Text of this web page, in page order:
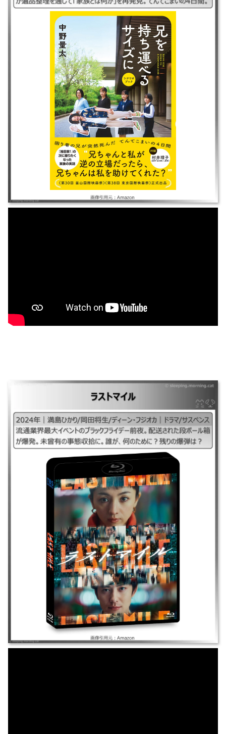
｜2025年｜柴咲コウ/オダギリジョー/満島ひかり｜ドラマ/コメディー ｜絶
縁状態の困り者の兄が突然死。妹と兄の家族（元妻・息子・娘）が遺品整
理を通して「家族とは何か」を再発見。てんてこまいの4日間。
｜2024年｜満島ひかり/岡田将生/ディーン・フジオカ｜ドラマ/サスペンス
｜流通業界最大イベントのブラックフライデー前夜。配送された段ボール
箱が爆発。未曾有の事態収拾に。誰が、何のために?残りの爆弾は?